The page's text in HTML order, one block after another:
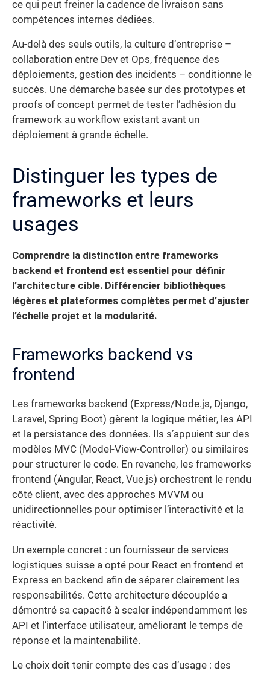
ce qui peut freiner la cadence de livraison sans
compétences internes dédiées.
Au-delà des seuls outils, la culture d’entreprise –
collaboration entre Dev et Ops, fréquence des
déploiements, gestion des incidents – conditionne le
succès. Une démarche basée sur des prototypes et
proofs of concept permet de tester l’adhésion du
framework au workflow existant avant un
déploiement à grande échelle.
Distinguer les types de
frameworks et leurs
usages
Comprendre la distinction entre frameworks
backend et frontend est essentiel pour définir
l’architecture cible. Différencier bibliothèques
légères et plateformes complètes permet d’ajuster
l’échelle projet et la modularité.
Frameworks backend vs
frontend
Les frameworks backend (Express/Node.js, Django,
Laravel, Spring Boot) gèrent la logique métier, les API
et la persistance des données. Ils s’appuient sur des
modèles MVC (Model-View-Controller) ou similaires
pour structurer le code. En revanche, les frameworks
frontend (Angular, React, Vue.js) orchestrent le rendu
côté client, avec des approches MVVM ou
unidirectionnelles pour optimiser l’interactivité et la
réactivité.
Un exemple concret : un fournisseur de services
logistiques suisse a opté pour React en frontend et
Express en backend afin de séparer clairement les
responsabilités. Cette architecture découplée a
démontré sa capacité à scaler indépendamment les
API et l’interface utilisateur, améliorant le temps de
réponse et la maintenabilité.
Le choix doit tenir compte des cas d’usage : des